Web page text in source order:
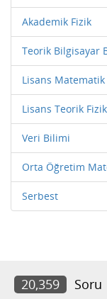
Akademik Fizik
Teorik Bilgisayar
Lisans Matematik
Lisans Teorik Fizik
Veri Bilimi
Orta Öğretim
Serbest
20,359 Soru